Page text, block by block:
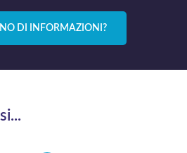
DI INFORMAZIONI?